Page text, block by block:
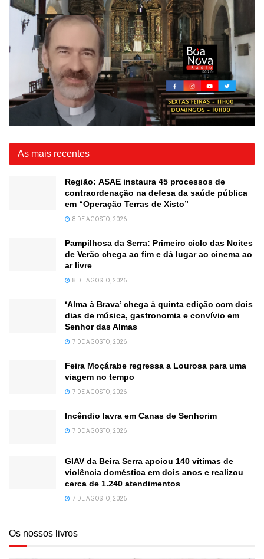
As mais recentes
Região: ASAE instaura 45 processos de
contraordenação na defesa da saúde pública
em “Operação Terras de Xisto”
8 DE AGOSTO, 2026
Pampilhosa da Serra: Primeiro ciclo das Noites
de Verão chega ao fim e dá lugar ao cinema ao
ar livre
8 DE AGOSTO, 2026
‘Alma à Brava’ chega à quinta edição com dois
dias de música, gastronomia e convívio em
Senhor das Almas
7 DE AGOSTO, 2026
Feira Moçárabe regressa a Lourosa para uma
viagem no tempo
7 DE AGOSTO, 2026
Incêndio lavra em Canas de Senhorim
7 DE AGOSTO, 2026
GIAV da Beira Serra apoiou 140 vítimas de
violência doméstica em dois anos e realizou
cerca de 1.240 atendimentos
7 DE AGOSTO, 2026
Os nossos livros